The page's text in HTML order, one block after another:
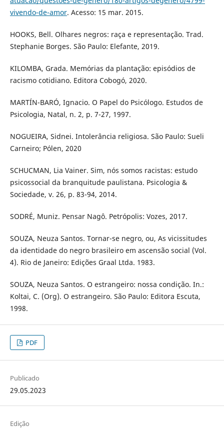
vivendo-de-amor. Acesso: 15 mar. 2015.
HOOKS, Bell. Olhares negros: raça e representação. Trad.
Stephanie Borges. São Paulo: Elefante, 2019.
KILOMBA, Grada. Memórias da plantação: episódios de
racismo cotidiano. Editora Cobogó, 2020.
MARTÍN-BARÓ, Ignacio. O Papel do Psicólogo. Estudos de
Psicologia, Natal, n. 2, p. 7-27, 1997.
NOGUEIRA, Sidnei. Intolerância religiosa. São Paulo: Sueli
Carneiro; Pólen, 2020
SCHUCMAN, Lia Vainer. Sim, nós somos racistas: estudo
psicossocial da branquitude paulistana. Psicologia &
Sociedade, v. 26, p. 83-94, 2014.
SODRÉ, Muniz. Pensar Nagô. Petrópolis: Vozes, 2017.
SOUZA, Neuza Santos. Tornar-se negro, ou, As vicissitudes
da identidade do negro brasileiro em ascensão social (Vol.
4). Rio de Janeiro: Edições Graal Ltda. 1983.
SOUZA, Neuza Santos. O estrangeiro: nossa condição. In.:
Koltai, C. (Org). O estrangeiro. São Paulo: Editora Escuta,
1998.
PDF
Publicado
29.05.2023
Edição